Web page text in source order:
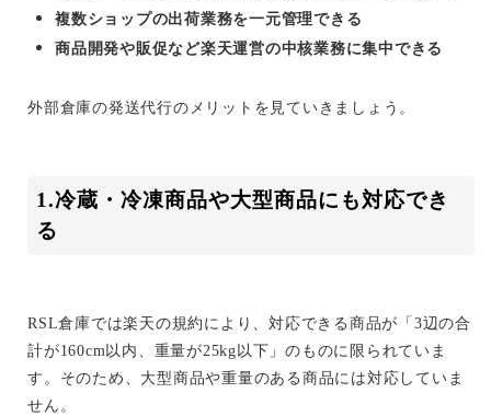
複数ショップの出荷業務を一元管理できる
商品開発や販促など楽天運営の中核業務に集中できる
外部倉庫の発送代行のメリットを見ていきましょう。
1.冷蔵・冷凍商品や大型商品にも対応でき
る
RSL倉庫では楽天の規約により、対応できる商品が「3辺の合
計が160cm以内、重量が25kg以下」のものに限られていま
す。そのため、大型商品や重量のある商品には対応していま
せん。